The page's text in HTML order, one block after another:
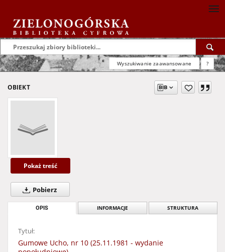
Wyszukiwanie zaawansowane ?
OBIEKT
Pokaż treść
Pobierz
OPIS INFORMACJE STRUKTURA
Tytuł:
Gumowe Ucho, nr 10 (25.11.1981 - wydanie